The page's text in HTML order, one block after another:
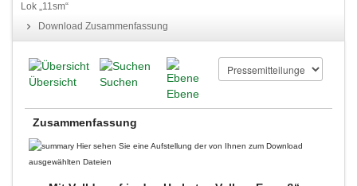
Lok „11sm“
Download Zusammenfassung
Übersicht
Suchen
Ebene
Zusammenfassung
Hier sehen Sie eine Aufstellung der von Ihnen zum Download
ausgewählten Dateien